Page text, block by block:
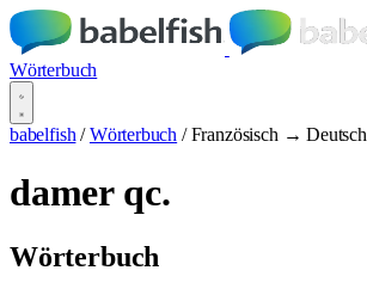
Wörterbuch
babelfish / Wörterbuch / Französisch → Deutsch
damer qc.
Wörterbuch